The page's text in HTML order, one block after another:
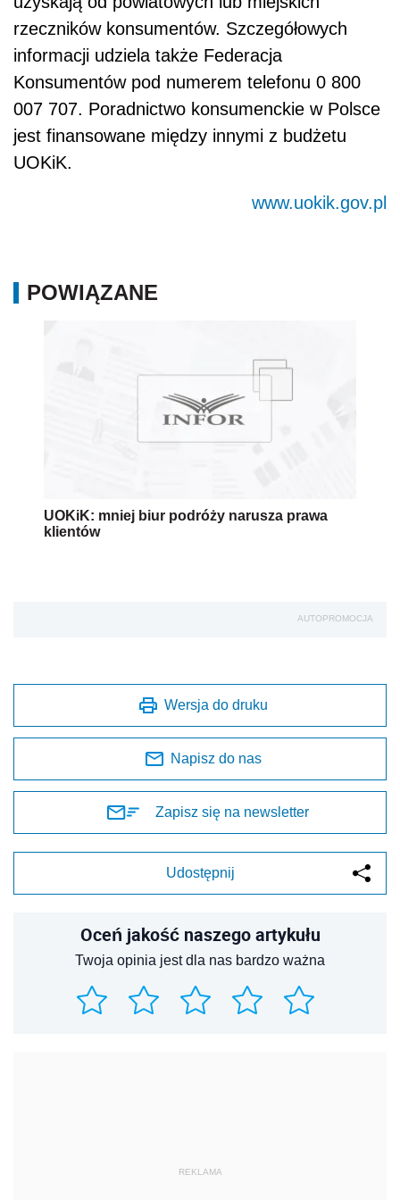
rzeczników konsumentów. Szczegółowych
informacji udziela także Federacja
Konsumentów pod numerem telefonu 0 800
007 707. Poradnictwo konsumenckie w Polsce
jest finansowane między innymi z budżetu
UOKiK.
www.uokik.gov.pl
POWIĄZANE
UOKiK: mniej biur podróży narusza prawa
klientów
AUTOPROMOCJA
Wersja do druku
Napisz do nas
Zapisz się na newsletter
Udostępnij
Oceń jakość naszego artykułu
Twoja opinia jest dla nas bardzo ważna
REKLAMA